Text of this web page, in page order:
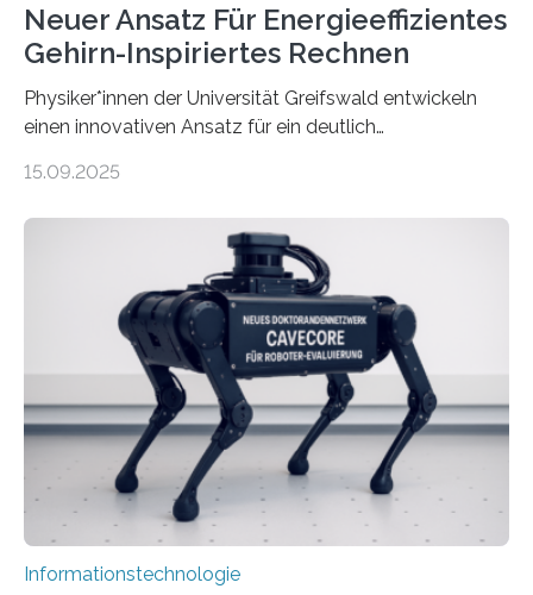
Neuer Ansatz Für Energieeffizientes
Gehirn-Inspiriertes Rechnen
Physiker*innen der Universität Greifswald entwickeln
einen innovativen Ansatz für ein deutlich
Lösungsweg ist inspiriert vom menschlichen Gehirn. Die
stellt die heutige Computertechnik vor
Herausforderungen. Herkömmliche Silizium-
Prozessoren stoßen an ihre Grenzen: Sie verbrauchen
viel Energie, die Speicher- und Verarbeitungseinheiten
sind voneinander getrennt und die Datenübertragung
bremst komplexe Anwendungen aus. Da KI-Modelle
immer größer werden und riesige Datenmengen
verarbeiten müssen, steigt der Bedarf an neuen
Rechenarchitekturen. Neben Quantencomputern
rücken dabei insbesondere…
15.09.2025
Informationstechnologie